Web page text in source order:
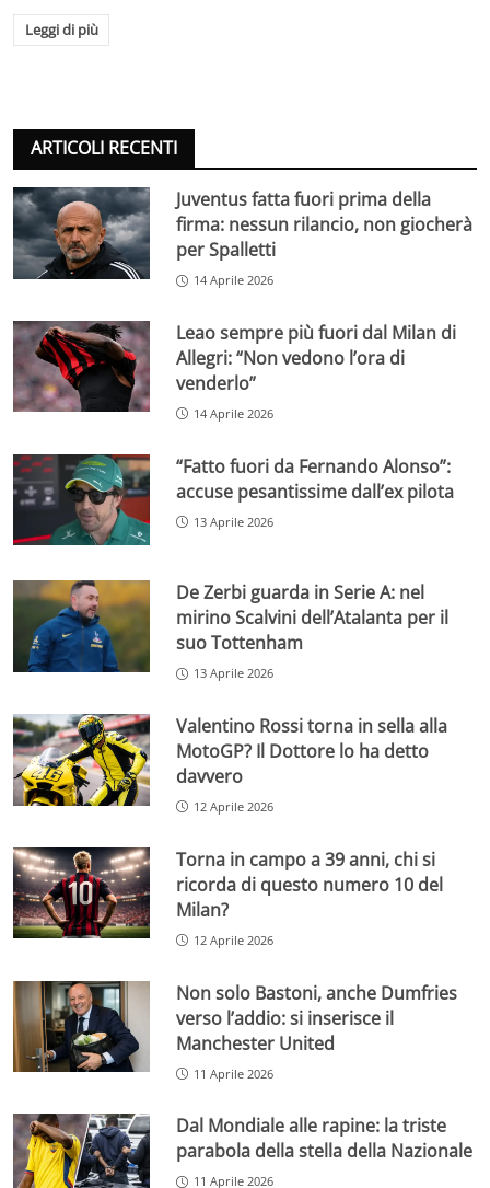
Leggi di più
ARTICOLI RECENTI
Juventus fatta fuori prima della
firma: nessun rilancio, non giocherà
per Spalletti
14 Aprile 2026
Leao sempre più fuori dal Milan di
Allegri: “Non vedono l’ora di
venderlo”
14 Aprile 2026
“Fatto fuori da Fernando Alonso”:
accuse pesantissime dall’ex pilota
13 Aprile 2026
De Zerbi guarda in Serie A: nel
mirino Scalvini dell’Atalanta per il
suo Tottenham
13 Aprile 2026
Valentino Rossi torna in sella alla
MotoGP? Il Dottore lo ha detto
davvero
12 Aprile 2026
Torna in campo a 39 anni, chi si
ricorda di questo numero 10 del
Milan?
12 Aprile 2026
Non solo Bastoni, anche Dumfries
verso l’addio: si inserisce il
Manchester United
11 Aprile 2026
Dal Mondiale alle rapine: la triste
parabola della stella della Nazionale
11 Aprile 2026